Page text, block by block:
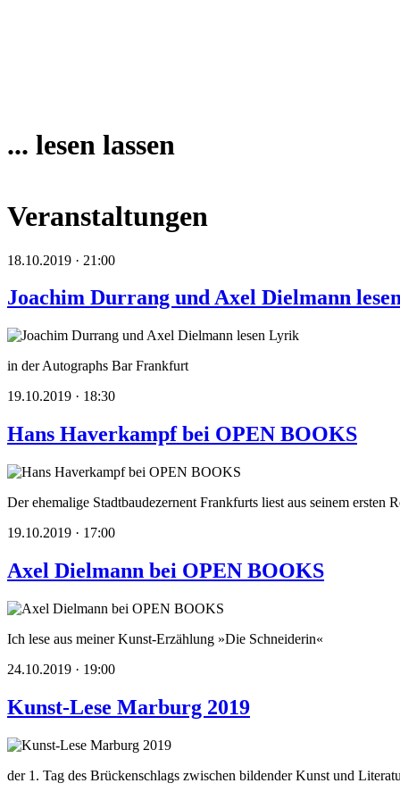
... lesen lassen
Veranstaltungen
18.10.2019 · 21:00
Joachim Durrang und Axel Dielmann
in der Autographs Bar Frankfurt
19.10.2019 · 18:30
Hans Haverkampf bei OPEN BOOKS
Der ehemalige Stadtbaudezernent Frankfurts liest aus seinem ersten
19.10.2019 · 17:00
Axel Dielmann bei OPEN BOOKS
Ich lese aus meiner Kunst-Erzählung »Die Schneiderin«
24.10.2019 · 19:00
Kunst-Lese Marburg 2019
der 1. Tag des Brückenschlags zwischen bildender Kunst und